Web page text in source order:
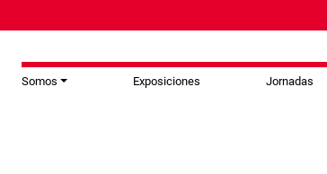
Somos Exposiciones Jornadas